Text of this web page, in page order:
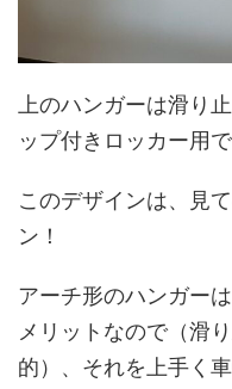
上のハンガーは滑り
ップ付きロッカー用で
このデザインは、見
ン！
アーチ形のハンガー
メリットなので（滑
的）、それを上手く